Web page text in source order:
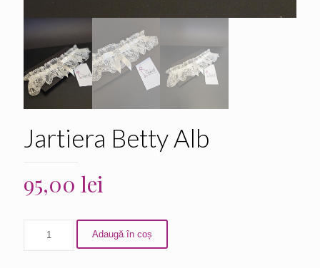
Jartiera Betty Alb
95,00 lei
Adaugă în coș